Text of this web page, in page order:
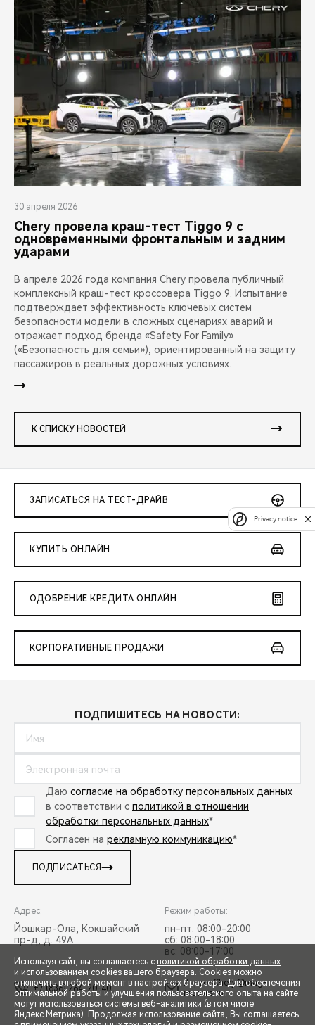
СПЕЦПРЕДЛОЖЕНИЯ
30 апреля 2026
Chery провела краш-тест Tiggo 9 с
одновременными фронтальным и задним
ударами
В апреле 2026 года компания Chery провела публичный
комплексный краш-тест кроссовера Tiggo 9. Испытание
подтверждает эффективность ключевых систем
безопасности модели в сложных сценариях аварий и
отражает подход бренда «Safety For Family»
(«Безопасность для семьи»), ориентированный на защиту
пассажиров в реальных дорожных условиях.
К СПИСКУ НОВОСТЕЙ
ЗАПИСАТЬСЯ НА ТЕСТ-ДРАЙВ
КУПИТЬ ОНЛАЙН
ОДОБРЕНИЕ КРЕДИТА ОНЛАЙН
КОРПОРАТИВНЫЕ ПРОДАЖИ
ПОДПИШИТЕСЬ НА НОВОСТИ:
Даю согласие на обработку персональных данных
в соответствии с политикой в отношении
обработки персональных данных*
Согласен на рекламную коммуникацию*
ПОДПИСАТЬСЯ
Адрес:
Йошкар-Ола, Кокшайский
пр-д, д. 49А
Режим работы:
пн-пт: 08:00-20:00
сб: 08:00-18:00
вс: 08:00-17:00
+7 (836) 264-20-40
ZaprosChery@mag-
motors.ru
Используя сайт, вы соглашаетесь с политикой обработки данных
и использованием cookies вашего браузера. Cookies можно
отключить в любой момент в настройках браузера. Для обеспечения
оптимальной работы и улучшения пользовательского опыта на сайте
могут использоваться системы веб-аналитики (в том числе
Яндекс.Метрика). Продолжая использование сайта, Вы соглашаетесь
Privacy notice